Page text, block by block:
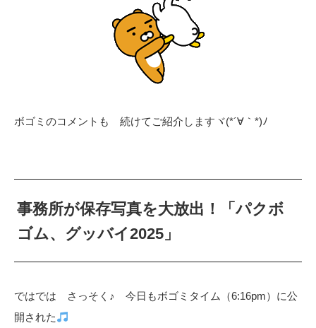
ボゴミのコメントも 続けてご紹介しますヾ(*´∀｀*)ﾉ
事務所が保存写真を大放出！「パクボ
ゴム、グッバイ2025」
ではでは さっそく♪ 今日もボゴミタイム（6:16pm）に公
開された